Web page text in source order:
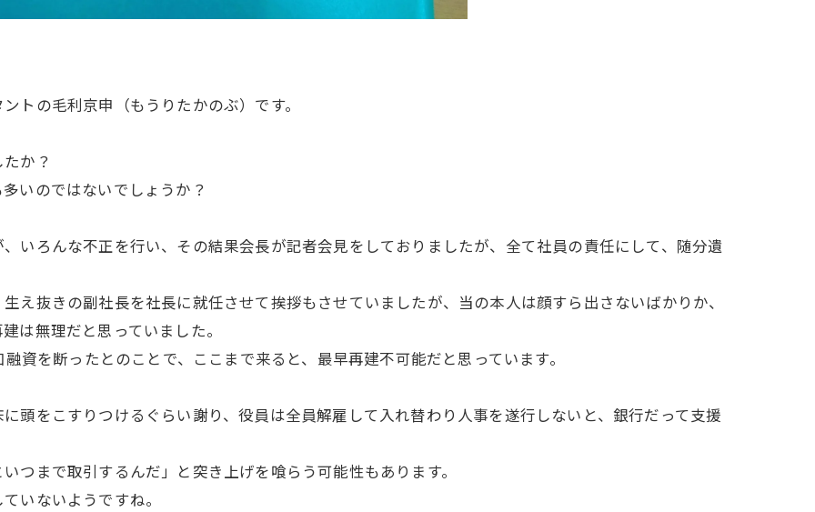
トの毛利京申（もうりたかのぶ）です。
か？
いのではないでしょうか？
いろんな不正を行い、その結果会長が記者会見をしておりましたが、全て社員の責任にして、随分遺
え抜きの副社長を社長に就任させて挨拶もさせていましたが、当の本人は顔すら出さないばかりか、
は無理だと思っていました。
資を断ったとのことで、ここまで来ると、最早再建不可能だと思っています。
頭をこすりつけるぐらい謝り、役員は全員解雇して入れ替わり人事を遂行しないと、銀行だって支援
つまで取引するんだ」と突き上げを喰らう可能性もあります。
いないようですね。